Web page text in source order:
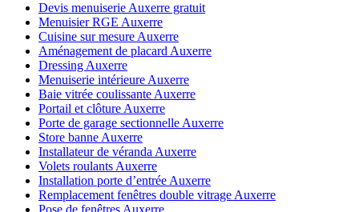
Devis menuiserie Auxerre gratuit
Menuisier RGE Auxerre
Cuisine sur mesure Auxerre
Aménagement de placard Auxerre
Dressing Auxerre
Menuiserie intérieure Auxerre
Baie vitrée coulissante Auxerre
Portail et clôture Auxerre
Porte de garage sectionnelle Auxerre
Store banne Auxerre
Installateur de véranda Auxerre
Volets roulants Auxerre
Installation porte d’entrée Auxerre
Remplacement fenêtres double vitrage Auxerre